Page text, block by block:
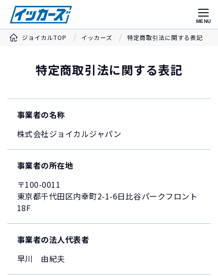
MENU
ジョイカルTOP イッカーズ 特定商取引法に関する表記
特定商取引法に関する表記
事業者の名称
株式会社ジョイカルジャパン
事業者の所在地
〒100-0011
東京都千代田区内幸町2-1-6日比谷パークフロント
18F
事業者の法人代表者
早川 由紀夫